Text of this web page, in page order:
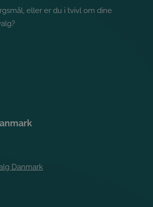
eller er du i tvivl om dine
Danmark